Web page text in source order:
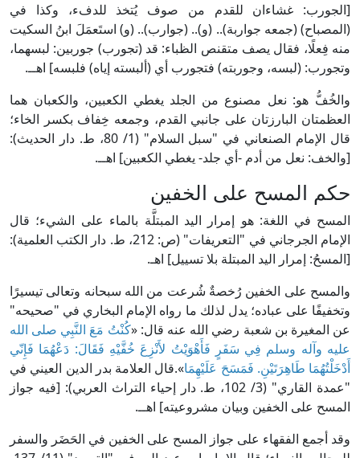
[الجورب: غشاءان للقدم من صوف يُتخذ للدفء، وكذا في
(المصباح) (جمعه جواربة).. (و).. (جوارب).. (و) استَعمَلَ ابنُ السكيت
منه فِعلًا، فقال يصف متقنص الظباء: قد (تجورب) جوربين: لبسهما،
وتجورب: (لبسه، وجوربته) فتجورب أي (ألبسته إياه) فلبسه] اهــ.
والخُفُّ هو: نعل مصنوع من الجلد يغطي الكعبين، والكعبان هما
العظمتان البارزتان على جانبي القدم، وجمعه خِفاف بكسر الخاء؛
قال الإمام الصنعاني في "سبل السلام" (1/ 80، ط. دار الحديث):
[والخف: نعل من أدم -أي جلد- يغطي الكعبين] اهــ.
حكم المسح على الخفين
المسح في اللغة: هو إمرار اليد المبتلَّة بالماء على الشيء؛ قال
الإمام الجرجاني في "التعريفات" (ص: 212، ط. دار الكتب العلمية):
[المسحُ: إمرار اليد المبتلة بلا تسييل] اهـ.
والمسح على الخفين رُخصةٌ شُرعت من الله سبحانه وتعالى تيسيرًا
وتخفيفًا على عباده؛ يدل لذلك ما رواه الإمام البخاري في "صحيحه"
عن المغيرة بن شعبة رضي الله عنه قال: «كُنْتُ مَعَ النَّبِي صلى الله
عليه وآله وسلم فِي سَفَرٍ فَأَهْوَيْتُ لأَنْزِعَ خُفَّيْهِ فَقَالَ: دَعْهُمَا فَإِنّي
أَدْخَلْتُهُمَا طَاهِرَتَيْنِ. فَمَسَحَ عَلَيْهِمَا».قال العلامة بدر الدين العيني في
"عمدة القاري" (3/ 102، ط. دار إحياء التراث العربي): [فيه جواز
المسح على الخفين وبيان مشروعيته] اهــ.
وقد أجمع الفقهاء على جواز المسح على الخفين في الحَضَر والسفر